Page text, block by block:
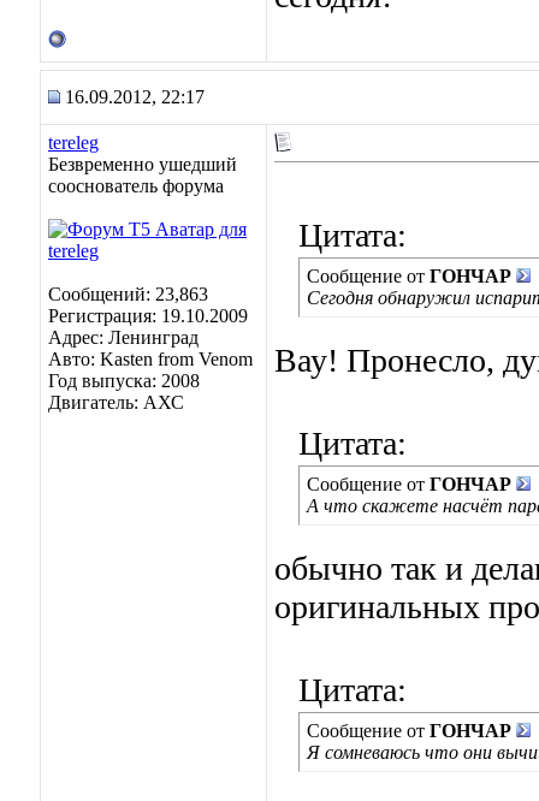
16.09.2012, 22:17
tereleg
Безвременно ушедший
сооснователь форума
Сообщений: 23,863
Регистрация: 19.10.2009
Адрес: Ленинград
Авто: Kasten from Venom
Год выпуска: 2008
Двигатель: АХС
Цитата:
Сообщение от ГОНЧАР
Сегодня обнаружил
Вау! Пронесло,
Цитата:
Сообщение от ГОНЧАР
А что скажете насчёт
обычно так и
оригинальных
Цитата:
Сообщение от ГОНЧАР
Я сомневаюсь что они